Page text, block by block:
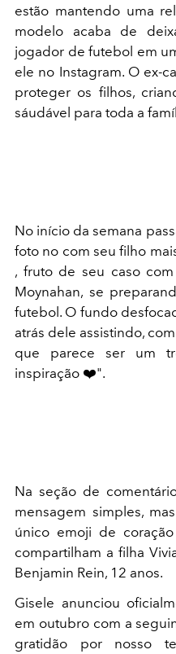
estão mantendo uma
modelo acaba de
jogador de futebol em
ele no Instagram. O ex-
proteger os filhos,
sáudável para toda a
No início da semana
foto no com seu filho
, fruto de seu caso
Moynahan, se
futebol. O fundo
atrás dele assistindo,
que parece ser um
inspiração ❤️".
Na seção de
mensagem simples,
único emoji de
compartilham a filha
Benjamin Rein, 12 anos.
Gisele anunciou
em outubro com a
gratidão por nosso